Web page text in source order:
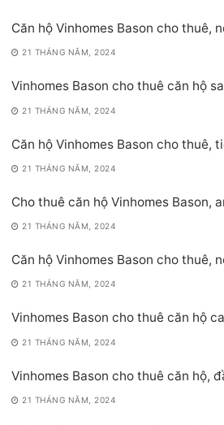
Căn hộ Vinhomes Bason cho thuê,
21 THÁNG NĂM, 2024
Vinhomes Bason cho thuê căn hộ
21 THÁNG NĂM, 2024
Căn hộ Vinhomes Bason cho thuê,
21 THÁNG NĂM, 2024
Cho thuê căn hộ Vinhomes Bason,
21 THÁNG NĂM, 2024
Căn hộ Vinhomes Bason cho thuê,
21 THÁNG NĂM, 2024
Vinhomes Bason cho thuê căn hộ
21 THÁNG NĂM, 2024
Vinhomes Bason cho thuê căn hộ,
21 THÁNG NĂM, 2024